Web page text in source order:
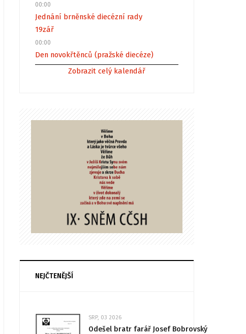
00:00
Jednání brněnské diecézní rady
19zář
00:00
Den novokřtěnců (pražské diecéze)
Zobrazit celý kalendář
NEJČTENĚJŠÍ
SRP, 03 2026
Odešel bratr farář Josef Bobrovský